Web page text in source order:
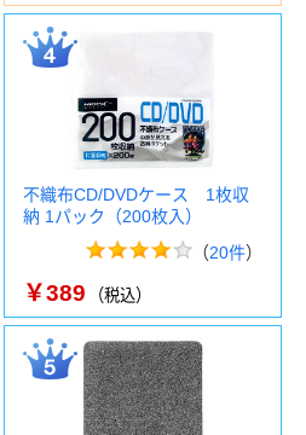
不織布CD/DVDケース 1枚収
納 1パック（200枚入）
（20件）
￥389 （税込）